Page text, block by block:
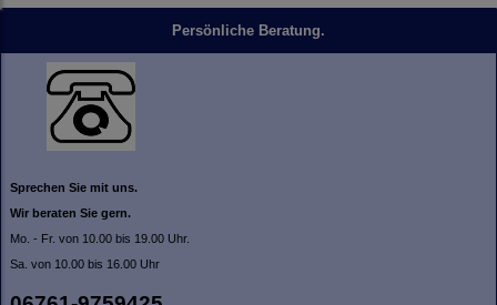
Persönliche Beratung.
Sprechen Sie mit uns.
Wir beraten Sie gern.
Mo. - Fr. von 10.00 bis 19.00 Uhr.
Sa. von 10.00 bis 16.00 Uhr